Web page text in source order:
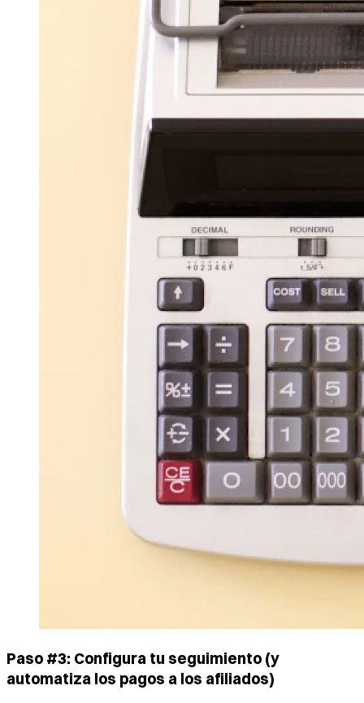
Paso #3: Configura tu seguimiento (y
automatiza los pagos a los afiliados)